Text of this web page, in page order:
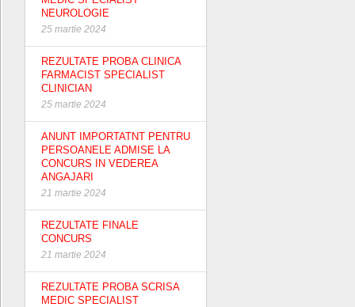
NEUROLOGIE
25 martie 2024
REZULTATE PROBA CLINICA
FARMACIST SPECIALIST
CLINICIAN
25 martie 2024
ANUNT IMPORTATNT PENTRU
PERSOANELE ADMISE LA
CONCURS IN VEDEREA
ANGAJARI
21 martie 2024
REZULTATE FINALE
CONCURS
21 martie 2024
REZULTATE PROBA SCRISA
MEDIC SPECIALIST